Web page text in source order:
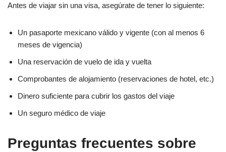
Antes de viajar sin una visa, asegúrate de tener lo siguiente:
Un pasaporte mexicano válido y vigente (con al menos 6
meses de vigencia)
Una reservación de vuelo de ida y vuelta
Comprobantes de alojamiento (reservaciones de hotel, etc.)
Dinero suficiente para cubrir los gastos del viaje
Un seguro médico de viaje
Preguntas frecuentes sobre